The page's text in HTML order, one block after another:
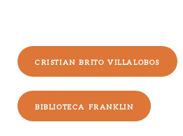
CRISTIAN BRITO VILLALOBOS
BIBLIOTECA FRANKLIN